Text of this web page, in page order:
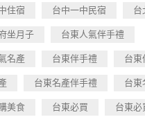
住宿 台中一中民宿 台
坐月子 台東人氣伴手禮
名產 台東伴手禮 台東
台東名產伴手禮 台東
美食 台東必買 台東必